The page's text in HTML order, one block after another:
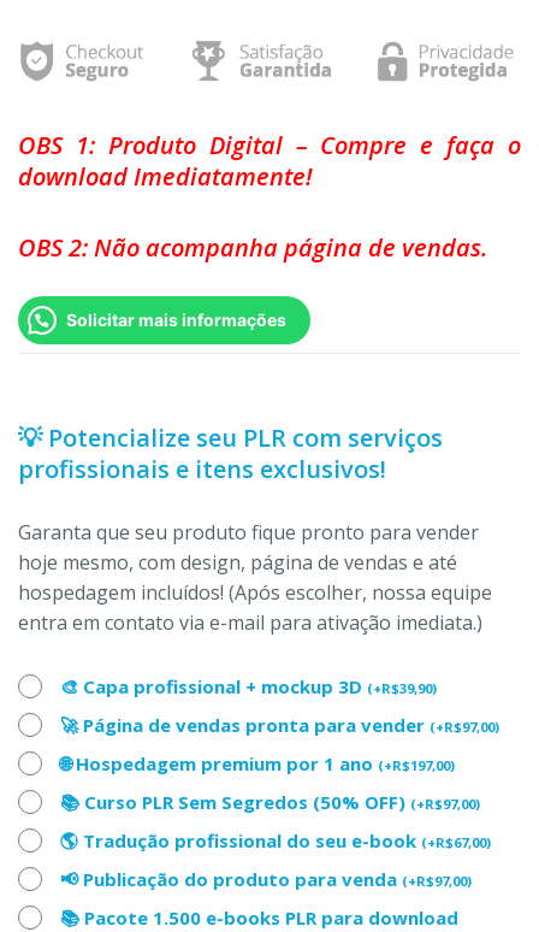
OBS 1: Produto Digital – Compre e faça o
download Imediatamente!
OBS 2: Não acompanha página de vendas.
Solicitar mais informações
💡 Potencialize seu PLR com serviços
profissionais e itens exclusivos!
Garanta que seu produto fique pronto para vender
hoje mesmo, com design, página de vendas e até
hospedagem incluídos! (Após escolher, nossa equipe
entra em contato via e-mail para ativação imediata.)
🎨 Capa profissional + mockup 3D (+R$39,90)
🚀 Página de vendas pronta para vender (+R$97,00)
🌐 Hospedagem premium por 1 ano (+R$197,00)
📚 Curso PLR Sem Segredos (50% OFF) (+R$97,00)
🌎 Tradução profissional do seu e-book (+R$67,00)
📢 Publicação do produto para venda (+R$97,00)
📚 Pacote 1.500 e-books PLR para download